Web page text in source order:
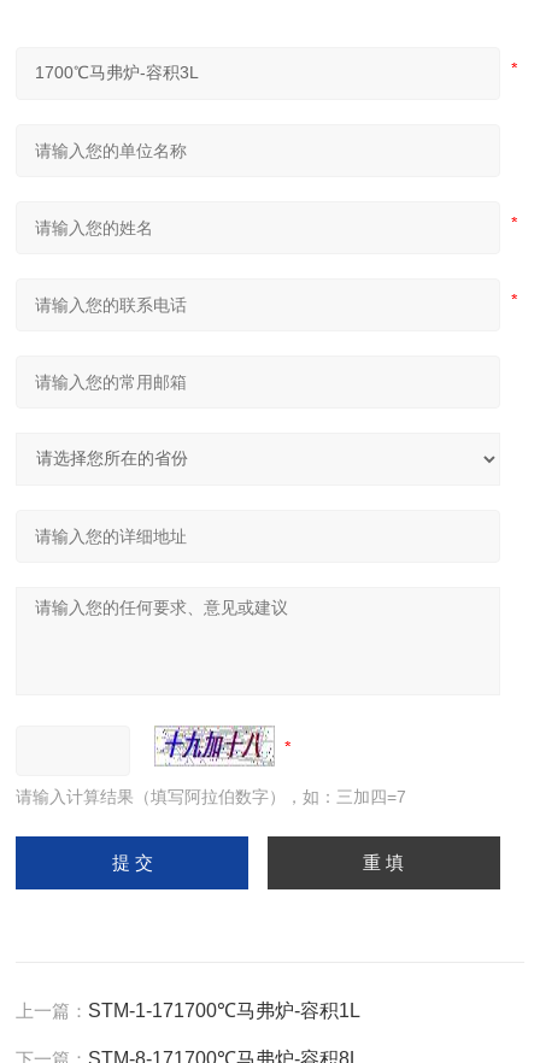
请输入计算结果（填写阿拉伯数字），如：三加四=7
上一篇： STM-1-171700℃马弗炉-容积1L
下一篇： STM-8-171700℃马弗炉-容积8L